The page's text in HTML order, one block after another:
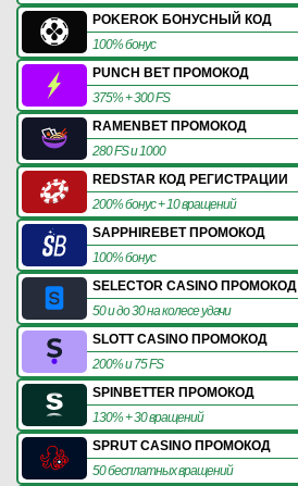
POKEROK БОНУСНЫЙ КОД
100% бонус
PUNCH BET ПРОМОКОД
375% + 300 FS
RAMENBET ПРОМОКОД
280 FS и 1000
REDSTAR КОД РЕГИСТРАЦИИ
200% бонус + 10 вращений
SAPPHIREBET ПРОМОКОД
100% бонус
SELECTOR CASINO ПРОМОКОД
50 и до 30 на колесе удачи
SLOTT CASINO ПРОМОКОД
200% и 75 FS
SPINBETTER ПРОМОКОД
130% + 30 вращений
SPRUT CASINO ПРОМОКОД
50 бесплатных вращений